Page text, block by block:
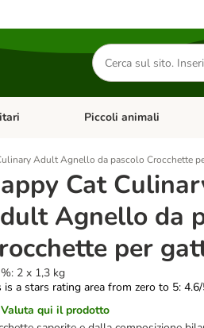
Cerca
prodotti
Apri Menu Categoria:
Piccoli animali
Adult Agnello da pascolo Crocchette
Cat
Agnello da
per
2 x 1,3 kg
is a stars rating area from zero to 5:
Valuta qui il prodotto